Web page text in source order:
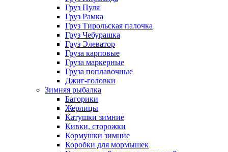
Груз Пуля
Груз Рамка
Груз Тирольская палочка
Груз Чебурашка
Груз Элеватор
Груза карповые
Груза маркерные
Груза поплавочные
Джиг-головки
Зимняя рыбалка
Багорики
Жерлицы
Катушки зимние
Кивки, сторожки
Кормушки зимние
Коробки для мормышек